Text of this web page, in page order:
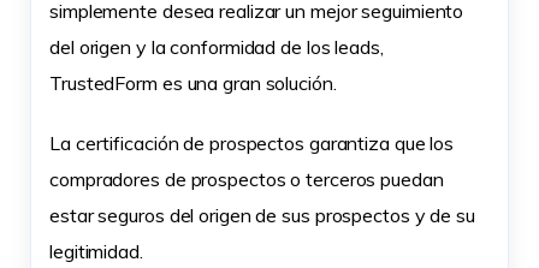
simplemente desea realizar un mejor seguimiento
del origen y la conformidad de los leads,
TrustedForm es una gran solución.
La certificación de prospectos garantiza que los
compradores de prospectos o terceros puedan
estar seguros del origen de sus prospectos y de su
legitimidad.